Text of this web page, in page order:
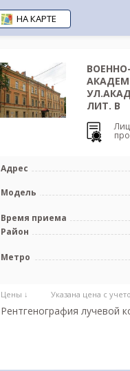
НА КАРТЕ
ЛИТ. В
Адрес
Модель
Время приема
Район
Метро
Цены ↓ Указана цена с
Рентгенография лучевой